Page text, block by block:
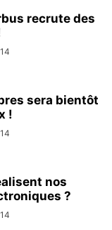
recrute des
sera bientôt
!
nos
?